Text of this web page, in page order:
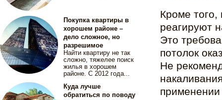
Покупка квартиры в
хорошем районе –
дело сложное, но
разрешимое
Найти квартиру не так
сложно, тяжелее поиск
жилья в хорошем
районе. С 2012 года...
Куда лучше
обратиться по поводу
Кроме того,
реагируют
Это
потолок
Не